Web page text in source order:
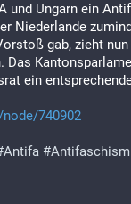
und Ungarn ein
Niederlande
gab, zieht
Das
ein
740902
Antifa #